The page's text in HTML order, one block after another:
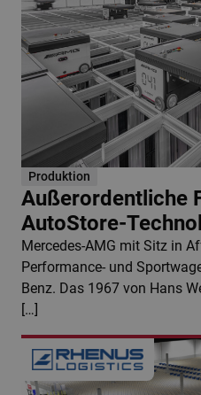
Produktion
Außerordentliche
AutoStore-
Mercedes-AMG mit Sitz in
Performance- und
Benz. Das 1967 von Hans
[…]